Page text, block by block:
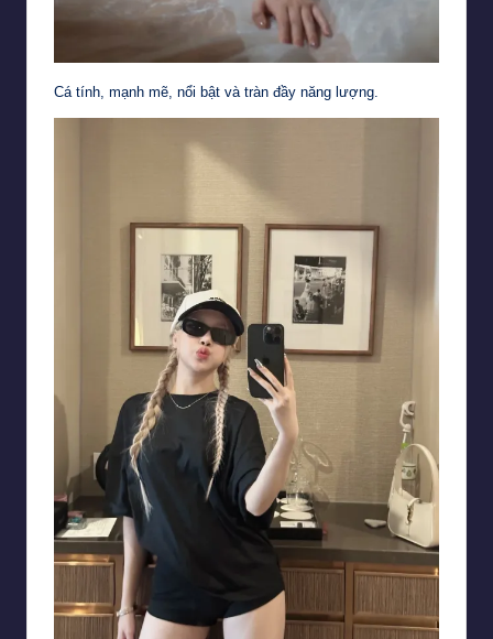
Cá tính, mạnh mẽ, nổi bật và tràn đầy năng lượng.